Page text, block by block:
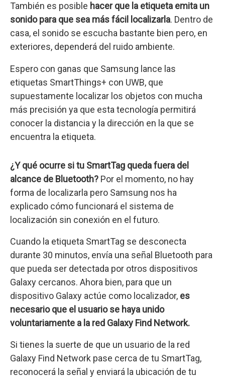
También es posible hacer que la etiqueta emita un
sonido para que sea más fácil localizarla. Dentro de
casa, el sonido se escucha bastante bien pero, en
exteriores, dependerá del ruido ambiente.
Espero con ganas que Samsung lance las
etiquetas SmartThings+ con UWB, que
supuestamente localizar los objetos con mucha
más precisión ya que esta tecnología permitirá
conocer la distancia y la dirección en la que se
encuentra la etiqueta.
¿Y qué ocurre si tu SmartTag queda fuera del
alcance de Bluetooth? Por el momento, no hay
forma de localizarla pero Samsung nos ha
explicado cómo funcionará el sistema de
localización sin conexión en el futuro.
Cuando la etiqueta SmartTag se desconecta
durante 30 minutos, envía una señal Bluetooth para
que pueda ser detectada por otros dispositivos
Galaxy cercanos. Ahora bien, para que un
dispositivo Galaxy actúe como localizador, es
necesario que el usuario se haya unido
voluntariamente a la red Galaxy Find Network.
Si tienes la suerte de que un usuario de la red
Galaxy Find Network pase cerca de tu SmartTag,
reconocerá la señal y enviará la ubicación de tu